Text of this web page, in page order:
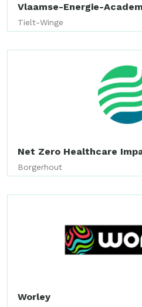
Vlaamse-Energie-
Tielt-Winge
Net Zero Healthcare
Borgerhout
Worley